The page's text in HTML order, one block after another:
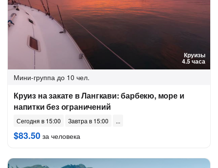
Круизы
4.5 часа
Мини-группа до 10 чел.
Круиз на закате в Лангкави: барбекю, море и
напитки без ограничений
Сегодня в 15:00 Завтра в 15:00
$83.50 за человека